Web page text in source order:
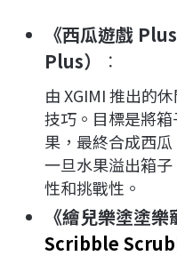
《西瓜遊戲
Plus）
：
由 XGIMI 推出的
技巧。目標是將
果，最終合成西
一旦水果溢出箱
性和挑戰性。
《繪兒樂塗塗
Scribble